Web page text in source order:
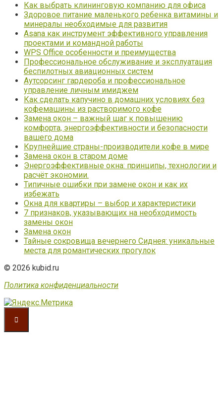
Как выбрать клининговую компанию для офиса
Здоровое питание маленького ребенка витамины и
минералы необходимые для развития
Asana как инструмент эффективного управления
проектами и командной работы
WPS Office особенности и преимущества
Профессиональное обслуживание и эксплуатация
беспилотных авиационных систем
Аутсорсинг гардероба и профессиональное
управление личным имиджем
Как сделать капучино в домашних условиях без
кофемашины из растворимого кофе
Замена окон – важный шаг к повышению
комфорта, энергоэффективности и безопасности
вашего дома
Крупнейшие страны-производители кофе в мире
Замена окон в старом доме
Энергоэффективные окна: принципы, технологии и
расчёт экономии.
Типичные ошибки при замене окон и как их
избежать
Окна для квартиры – выбор и характеристики
7 признаков, указывающих на необходимость
замены окон
Замена окон
Тайные сокровища вечернего Сиднея: уникальные
места для романтических прогулок
© 2026 kubid.ru
Политика конфиденциальности